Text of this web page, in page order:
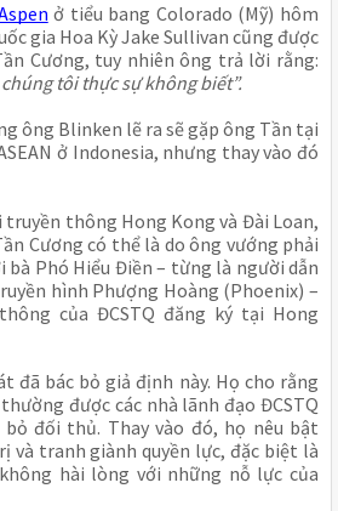
ở tiểu bang Colorado (Mỹ) hôm
gia Hoa Kỳ Jake Sullivan cũng được
Cương, tuy nhiên ông trả lời rằng:
tôi thực sự không biết”.
ông Blinken lẽ ra sẽ gặp ông Tần tại
ở Indonesia, nhưng thay vào đó
thông Hong Kong và Đài Loan,
Cương có thể là do ông vướng phải
Phó Hiểu Điền – từng là người dẫn
hình Phượng Hoàng (Phoenix) –
của ĐCSTQ đăng ký tại Hong
đã bác bỏ giả định này. Họ cho rằng
được các nhà lãnh đạo ĐCSTQ
đối thủ. Thay vào đó, họ nêu bật
và tranh giành quyền lực, đặc biệt là
hài lòng với những nỗ lực của